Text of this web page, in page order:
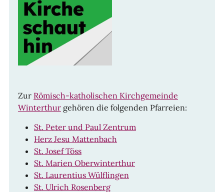
Zur Römisch-katholischen Kirchgemeinde
Winterthur gehören die folgenden Pfarreien:
St. Peter und Paul Zentrum
Herz Jesu Mattenbach
St. Josef Töss
St. Marien Oberwinterthur
St. Laurentius Wülflingen
St. Ulrich Rosenberg